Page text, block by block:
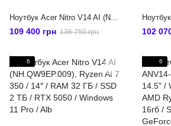
Ноутбук Acer Nitro V14 AI (NH.QW8EP.009), Ryzen AI 7 350 / 14″ / RAM 32 ГБ / SSD 1 ТБ / RTX 5060 / Windows 11 Pro / Alb
109 400 грн 136 750 грн 102
6 6